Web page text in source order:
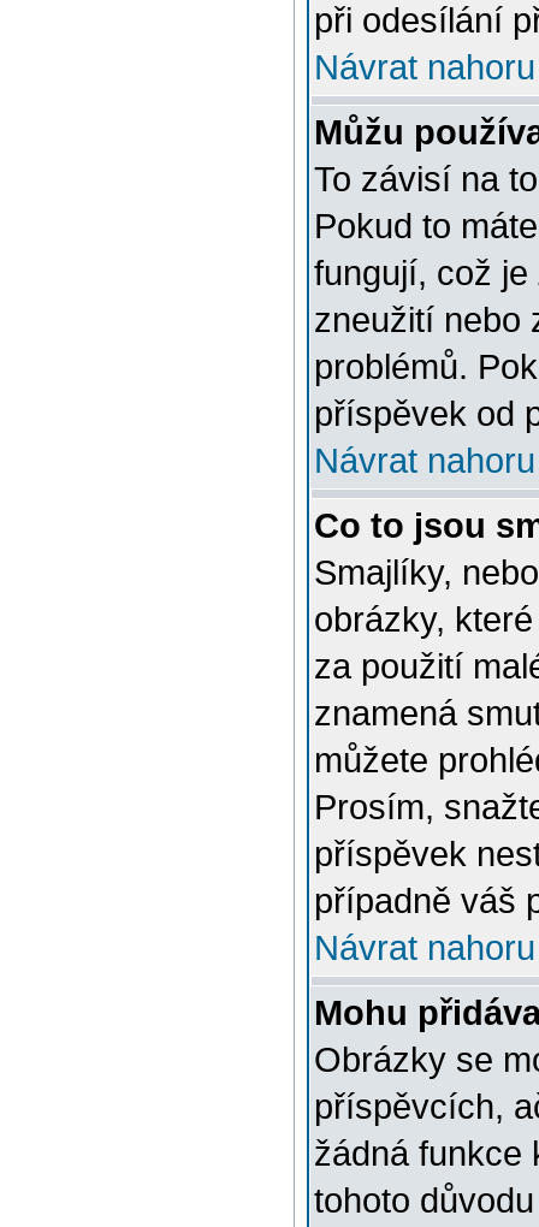
při odesílání
Návrat nahoru
Můžu
To závisí na
Pokud to
fungují, což je
zneužití nebo
problémů.
příspěvek od
Návrat nahoru
Co to jsou
Smajlíky,
obrázky,
za použití
znamená
můžete
Prosím,
příspěvek
případně váš
Návrat nahoru
Mohu
Obrázky se
příspěvcích,
žádná funkce
tohoto